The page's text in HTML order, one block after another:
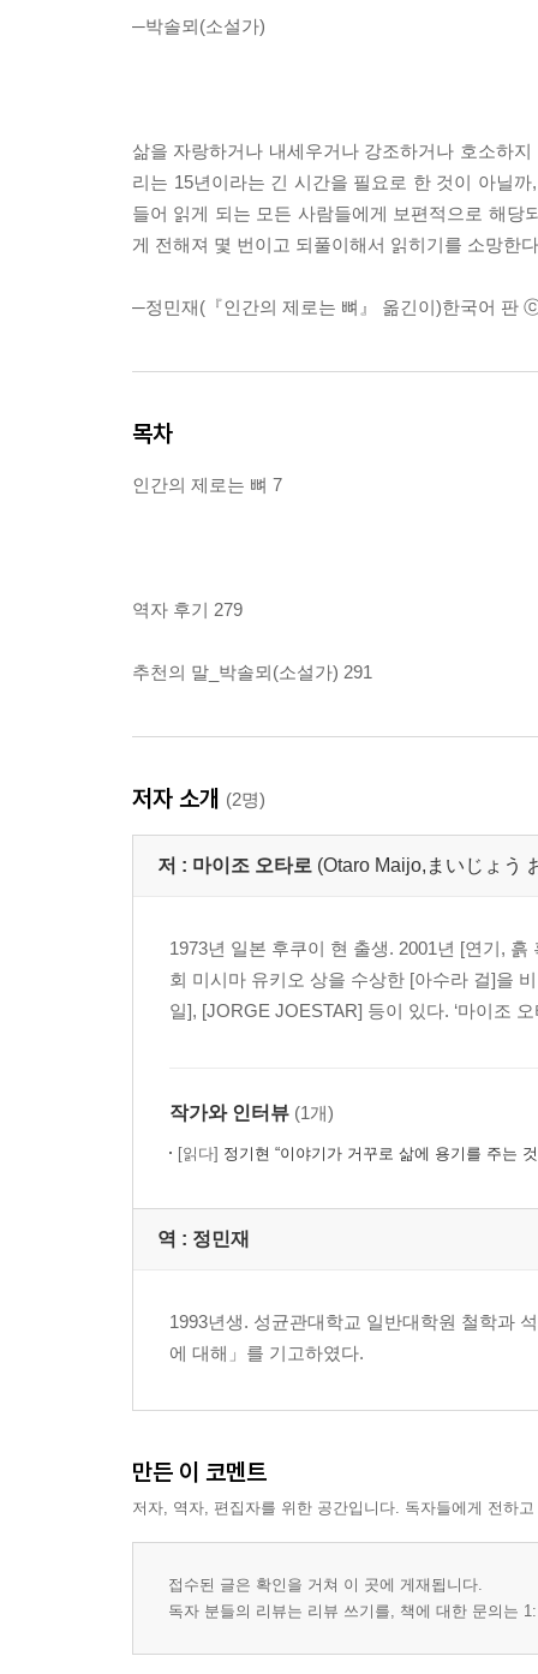
─박솔뫼(소설가)
삶을 자랑하거나 내세우거나 강조하거나 호소하
리는 15년이라는 긴 시간을 필요로 한 것이 아닐
들어 읽게 되는 모든 사람들에게 보편적으로 해
게 전해져 몇 번이고 되풀이해서 읽히기를 소망한
─정민재(『인간의 제로는 뼈』 옮긴이)한국어 판
목차
인간의 제로는 뼈 7
역자 후기 279
추천의 말_박솔뫼(소설가) 291
저자 소개 (2명)
저 : 마이조 오타로 (Otaro Maijo,まいじょう
1973년 일본 후쿠이 현 출생. 2001년 [연기,
회 미시마 유키오 상을 수상한 [아수라 걸]을
일], [JORGE JOESTAR] 등이 있다. ‘마이조
작가와 인터뷰 (1개)
[읽다] 정기현 “이야기가 거꾸로 삶에 용기를 주는
역 : 정민재
1993년생. 성균관대학교 일반대학원 철학과
에 대해」를 기고하였다.
만든 이 코멘트
저자, 역자, 편집자를 위한 공간입니다. 독자들에게 전하
접수된 글은 확인을 거쳐 이 곳에 게재됩니다.
독자 분들의 리뷰는 리뷰 쓰기를, 책에 대한 문의는